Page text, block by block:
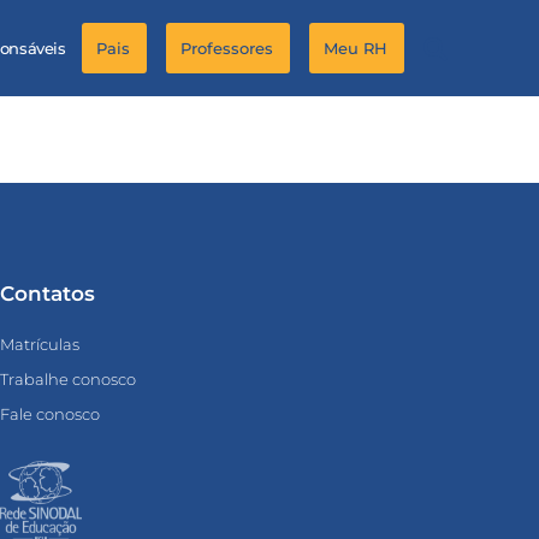
Pais Professores Meu RH
Contatos
Matrículas
Trabalhe conosco
Fale conosco